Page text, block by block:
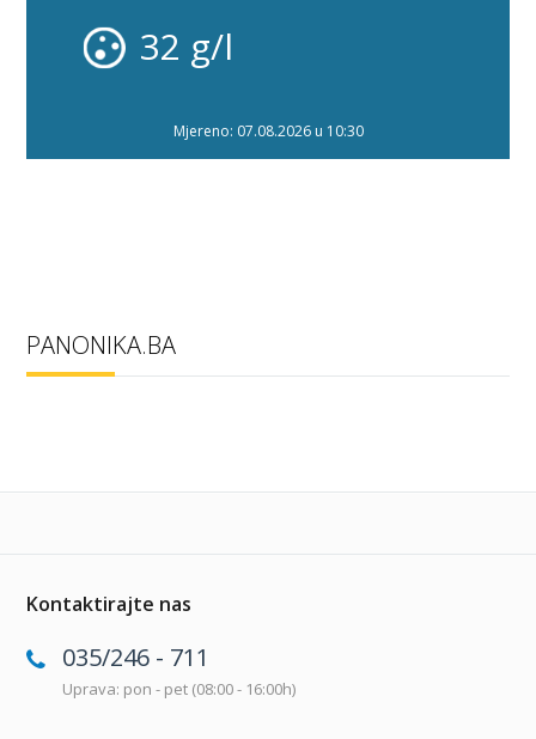
32 g/l
Mjereno: 07.08.2026 u 10:30
PANONIKA.BA
Kontaktirajte nas
035/246 - 711
Uprava: pon - pet (08:00 - 16:00h)